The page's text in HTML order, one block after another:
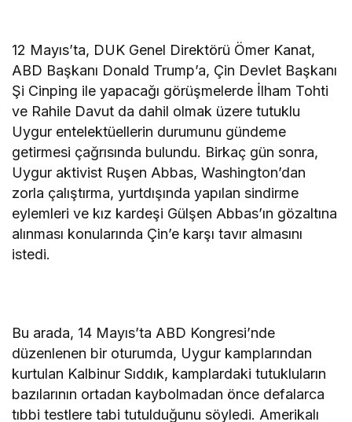
12 Mayıs’ta, DUK Genel Direktörü Ömer Kanat,
ABD Başkanı Donald Trump’a, Çin Devlet Başkanı
Şi Cinping ile yapacağı görüşmelerde İlham Tohti
ve Rahile Davut da dahil olmak üzere tutuklu
Uygur entelektüellerin durumunu gündeme
getirmesi çağrısında bulundu. Birkaç gün sonra,
Uygur aktivist Ruşen Abbas, Washington’dan
zorla çalıştırma, yurtdışında yapılan sindirme
eylemleri ve kız kardeşi Gülşen Abbas’ın gözaltına
alınması konularında Çin’e karşı tavır almasını
istedi.
Bu arada, 14 Mayıs’ta ABD Kongresi’nde
düzenlenen bir oturumda, Uygur kamplarından
kurtulan Kalbinur Sıddık, kamplardaki tutukluların
bazılarının ortadan kaybolmadan önce defalarca
tıbbi testlere tabi tutulduğunu söyledi. Amerikalı